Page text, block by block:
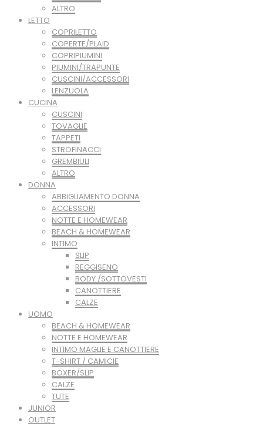
ALTRO
LETTO
COPRILETTO
COPERTE/PLAID
COPRIPIUMINI
PIUMINI/TRAPUNTE
CUSCINI/ACCESSORI
LENZUOLA
CUCINA
CUSCINI
TOVAGLIE
TAPPETI
STROFINACCI
GREMBIULI
ALTRO
DONNA
ABBIGLIAMENTO DONNA
ACCESSORI
NOTTE E HOMEWEAR
BEACH & HOMEWEAR
INTIMO
SLIP
REGGISENO
BODY /SOTTOVESTI
CANOTTIERE
CALZE
UOMO
BEACH & HOMEWEAR
NOTTE E HOMEWEAR
INTIMO MAGLIE E CANOTTIERE
T-SHIRT / CAMICIE
BOXER/SLIP
CALZE
TUTE
JUNIOR
OUTLET